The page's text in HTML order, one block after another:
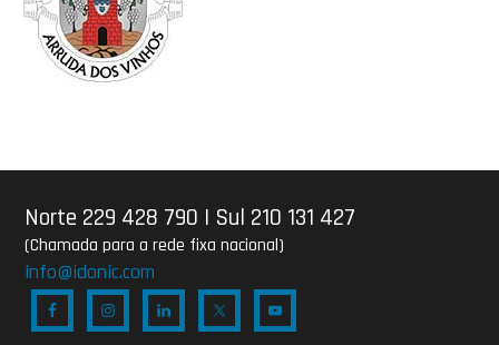
Norte 229 428 790 | Sul 210 131 427
(Chamada para a rede fixa nacional)
info@idonic.com